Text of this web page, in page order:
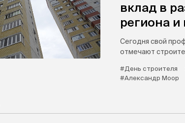
вклад в
региона и
Сегодня свой
отмечают
#День строителя
#Александр Моор